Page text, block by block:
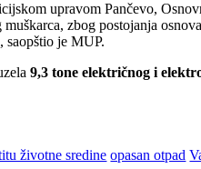
upravom Pančevo,
zbog postojanja
saopštio je MUP.
9,3 tone električnog i
životne sredine opasan otpad